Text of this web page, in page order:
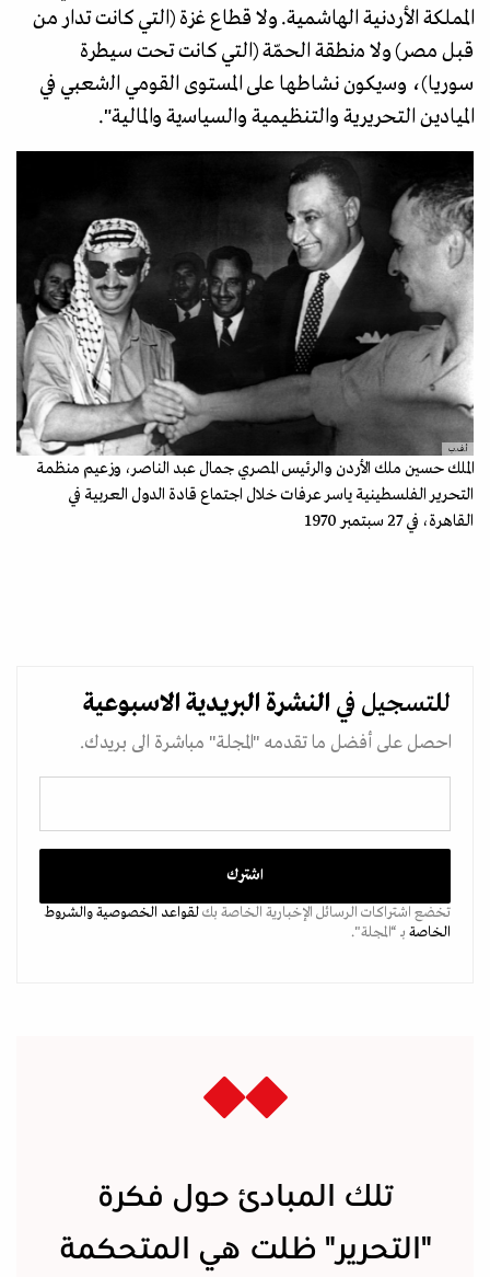
المملكة اﻷردﻧﻴﺔ اﻟﻬﺎﺷﻤﻴﺔ. وﻻ قطاع ﻏﺰة (التي كانت تدار من
قبل مصر) وﻻ ﻣنطقة الحمّة (التي كانت تحت سيطرة
سوريا)، وﺳيكون نشاطها ﻋﻠﻰ المستوى القومي اﻟشعبي في
الميادين اﻟﺘﺤﺮﻳﺮﻳﺔ والتنظيمية واﻟﺴﻴﺎﺳية والمالية".
أ.ف.ب
الملك حسين ملك الأردن والرئيس المصري جمال عبد الناصر، وزعيم منظمة
التحرير الفلسطينية ياسر عرفات خلال اجتماع قادة الدول العربية في
القاهرة، في 27 سبتمبر 1970
للتسجيل في النشرة البريدية الاسبوعية
احصل على أفضل ما تقدمه "المجلة" مباشرة الى بريدك.
تخضع اشتراكات الرسائل الإخبارية الخاصة بكلقواعد الخصوصيةوالشروط
الخاصة بـ “المجلة".
تلك المبادئ حول فكرة
"التحرير" ظلت هي المتحكمة